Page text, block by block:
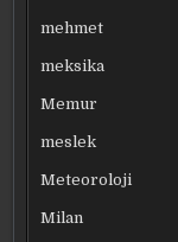
mehmet
meksika
Memur
meslek
Meteoroloji
Milan